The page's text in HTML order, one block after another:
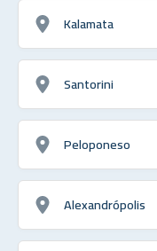
Kalamata
Santorini
Peloponeso
Alexandrópolis